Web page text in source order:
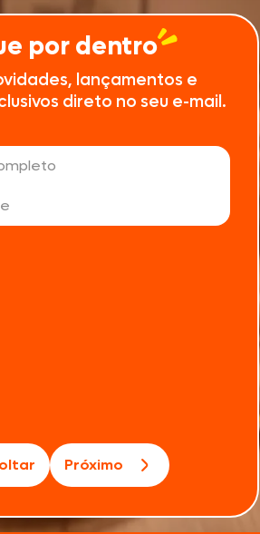
por dentro
lançamentos e
direto no seu e-mail.
Próximo